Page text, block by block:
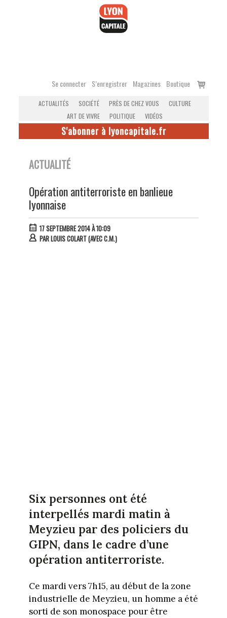
Se connecter S’enregistrer Magazines Boutique
Voir
ACTUALITÉS SOCIÉTÉ PRÈS DE CHEZ VOUS
CULTURE
ART DE VIVRE
POLITIQUE VIDÉOS
S'abonner à lyoncapitale.fr
ACTUALITÉ
Opération antiterroriste en banlieue
lyonnaise
17 SEPTEMBRE 2014 À 10:09
PARLOUIS COLART (AVEC C.M.)
Six personnes ont été
interpellés mardi matin à
Meyzieu par des policiers du
GIPN, dans le cadre d’une
opération antiterroriste.
Ce mardi vers 7h15, au début de la zone
industrielle de Meyzieu, un homme a été
sorti de son monospace pour être